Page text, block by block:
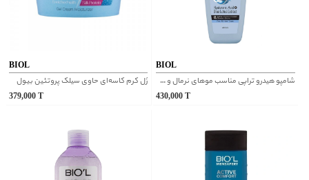
BIOL
ژل کرم کاسه‌ای حاوی سیلک پروتئین بیول
379,000
BIOL
شامپو هیدرو تراپی مناسب موهای نرمال و خشک فاقد سولفات بیول
430,000